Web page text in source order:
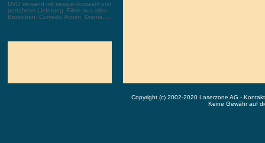
DVD Versand mit riesiger Auswahl und
portofreier Lieferung. Filme aus allen
Bereichen: Comedy, Action, Drama, ...
Copyright (c) 2002-2020 Laserzone AG -
Keine Gewähr auf